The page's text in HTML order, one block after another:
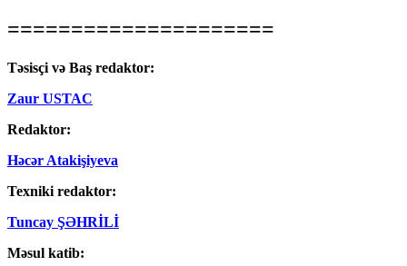
=====================
Təsisçi və Baş redaktor:
Zaur USTAC
Redaktor:
Həcər Atakişiyeva
Texniki redaktor:
Tuncay ŞƏHRİLİ
Məsul katib: